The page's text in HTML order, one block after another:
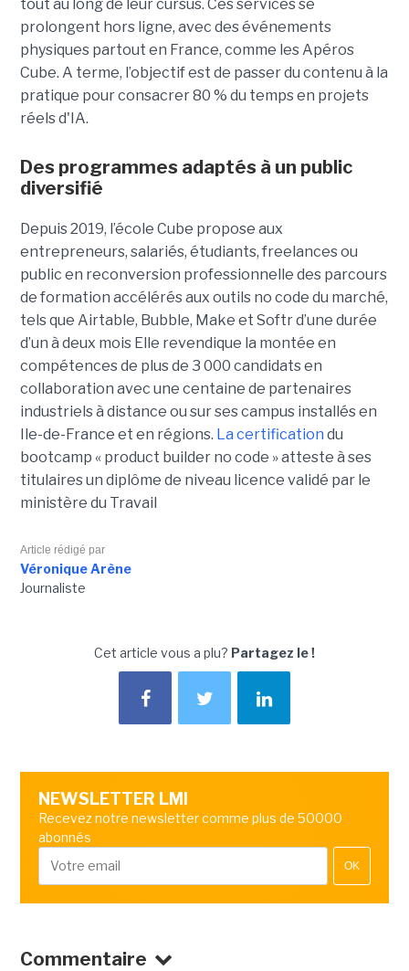
tout au long de leur cursus. Ces services se
prolongent hors ligne, avec des événements
physiques partout en France, comme les Apéros
Cube. A terme, l’objectif est de passer du contenu à la
pratique pour consacrer 80 % du temps en projets
réels d'IA.
Des programmes adaptés à un public
diversifié
Depuis 2019, l’école Cube propose aux
entrepreneurs, salariés, étudiants, freelances ou
public en reconversion professionnelle des parcours
de formation accélérés aux outils no code du marché,
tels que Airtable, Bubble, Make et Softr d’une durée
d’un à deux mois Elle revendique la montée en
compétences de plus de 3 000 candidats en
collaboration avec une centaine de partenaires
industriels à distance ou sur ses campus installés en
Ile-de-France et en régions. La certification du
bootcamp « product builder no code » atteste à ses
titulaires un diplôme de niveau licence validé par le
ministère du Travail
Article rédigé par
Véronique Arène
Journaliste
Cet article vous a plu? Partagez le !
NEWSLETTER LMI
Recevez notre newsletter comme plus de 50000
abonnés
OK
Commentaire